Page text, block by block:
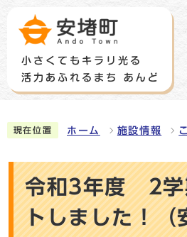
現在位置 ホーム 施設情報
令和3年度 2学
トしました！（